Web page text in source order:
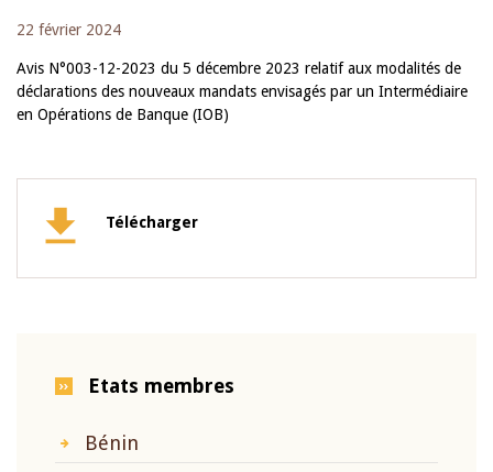
22 février 2024
Avis N°003-12-2023 du 5 décembre 2023 relatif aux modalités de
déclarations des nouveaux mandats envisagés par un Intermédiaire
en Opérations de Banque (IOB)
Télécharger
Etats membres
Bénin